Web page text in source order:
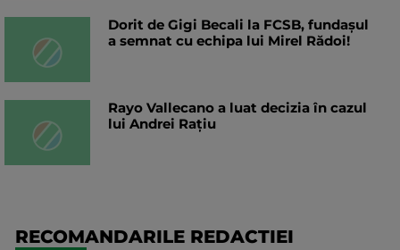
Dorit de Gigi Becali la FCSB, fundașul
a semnat cu echipa lui Mirel Rădoi!
Rayo Vallecano a luat decizia în cazul
lui Andrei Rațiu
RECOMANDARILE REDACTIEI